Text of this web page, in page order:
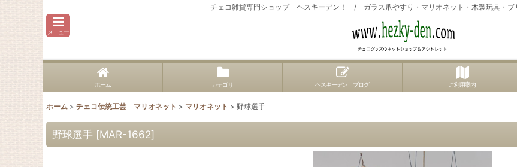
チェコ雑貨専門ショップ ヘスキーデン！ / ガラス爪やすり・マリオネット・木製玩具・ブ
メニュー
ホーム カテゴリ ヘスキーデン ブログ ご利用案内
ホーム > チェコ伝統工芸 マリオネット > マリオネット > 野球選手
野球選手 [MAR-1662]